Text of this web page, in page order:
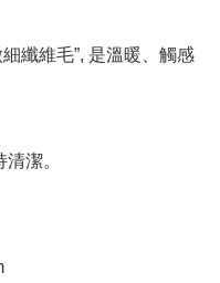
纖維毛”, 是溫暖、觸感
潔。